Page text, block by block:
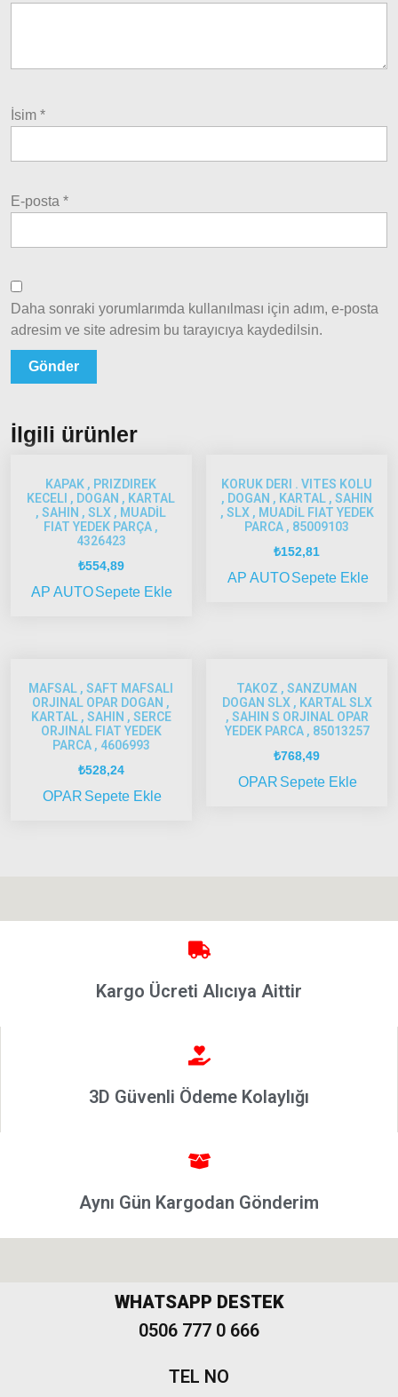
Palio
2005
2005
Scudo
1995-
Siena
2002
Albea
2002-
Model
1995-
2001
Brava
2003
Egea
İsim *
E-posta *
Daha sonraki yorumlarımda kullanılması için adım, e-posta
adresim ve site adresim bu tarayıcıya kaydedilsin.
İlgili ürünler
KAPAK , PRIZDIREK
KECELI , DOGAN , KARTAL
, SAHIN , SLX , MUADİL
FIAT YEDEK PARÇA ,
4326423
₺554,89
AP AUTOSepete Ekle
KORUK DERI . VITES KOLU
, DOGAN , KARTAL , SAHIN
, SLX , MUADİL FIAT YEDEK
PARCA , 85009103
₺152,81
AP AUTOSepete Ekle
MAFSAL , SAFT MAFSALI
ORJINAL OPAR DOGAN ,
KARTAL , SAHIN , SERCE
ORJINAL FIAT YEDEK
PARCA , 4606993
₺528,24
OPAR Sepete Ekle
TAKOZ , SANZUMAN
DOGAN SLX , KARTAL SLX
, SAHIN S ORJINAL OPAR
YEDEK PARCA , 85013257
₺768,49
OPAR Sepete Ekle
Kargo Ücreti Alıcıya Aittir
3D Güvenli Ödeme Kolaylığı
Aynı Gün Kargodan Gönderim
WHATSAPP DESTEK
0506 777 0 666
TEL NO